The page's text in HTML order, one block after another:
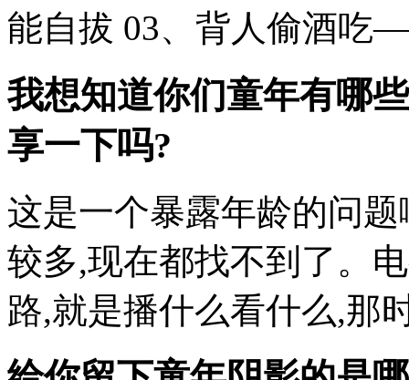
能自拔 03、背人偷酒吃
我想知道你们童年有哪
享一下吗?
这是一个暴露年龄的问
较多,现在都找不到了。
路,就是播什么看什么,那